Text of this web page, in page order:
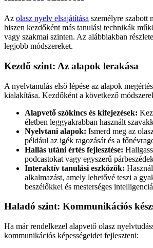
Az olasz nyelv elsajátítása személyre szabott
hiszen kezdőként más tanulási technikák
vagy szakmai szinten. Az alábbiakban
legjobb módszereket.
Kezdő szint: Az alapok lerakása
A nyelvtanulás első lépése az alapok
kialakítása. Kezdőként a következő
Alapvető szókincs és kifejezések:
életben leggyakrabban használt
Nyelvtani alapok: Ismerd meg az
például az igék ragozását és a
Hallás utáni értés fejlesztése:
podcastokat vagy egyszerű
Interaktív tanulási eszközök:
alkalmazást, amely lehetővé teszi a
beszélőkkel és mesterséges
Haladó szint: Kommunikációs
Ha már rendelkezel alapvető olasz
kommunikációs képességeidet fejleszteni: